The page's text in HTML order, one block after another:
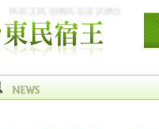
民宿王民宿網民宿資訊網台東花東花